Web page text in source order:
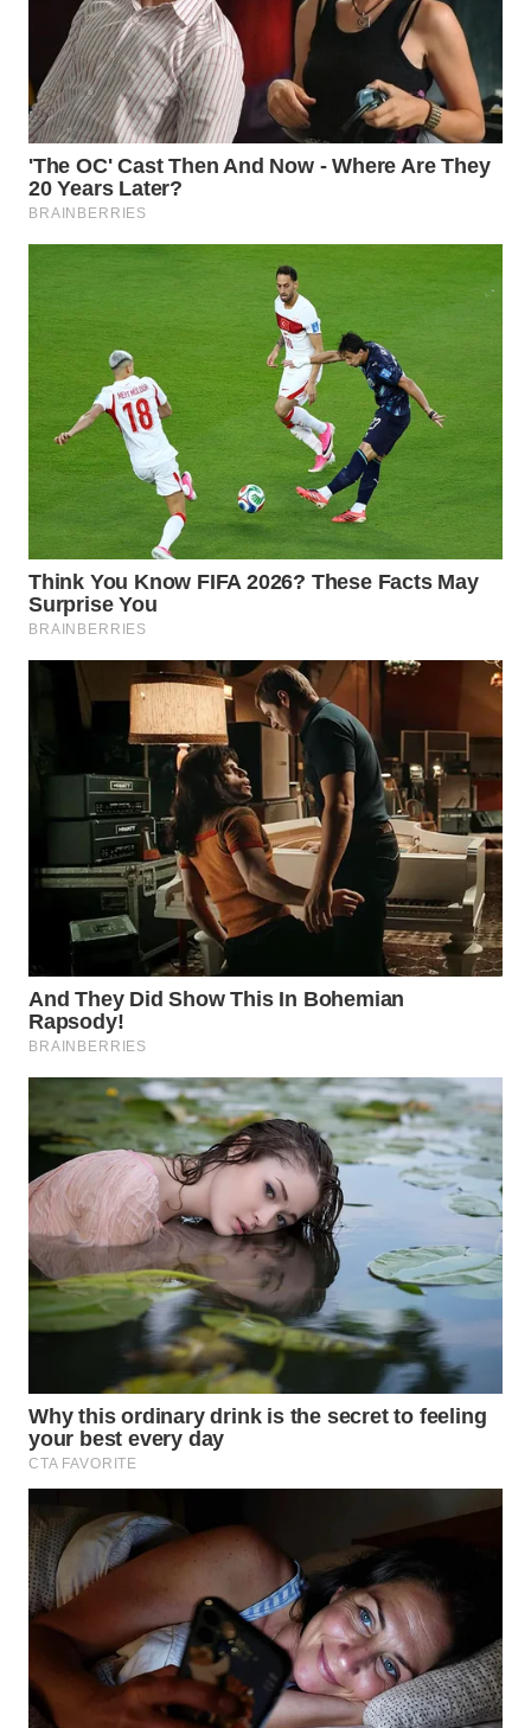
WN
NUSANTARA
WN
JOGJA
WN
WN
WN
KALBAR
WN
KALTENG
WN
KALTARA
KALSEL
WN
WN
SULSEL
WN
GORONTALO
WN
SULUT
WN
MALUKU
WN
MALUT
WN
DAIRI
TOBA
WN
WN
LANGKAT
WN
TAPANULI
SELATAN